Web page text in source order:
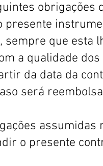
obrigações
presente
que esta
a qualidade
da data da
será
assumidas
o presente